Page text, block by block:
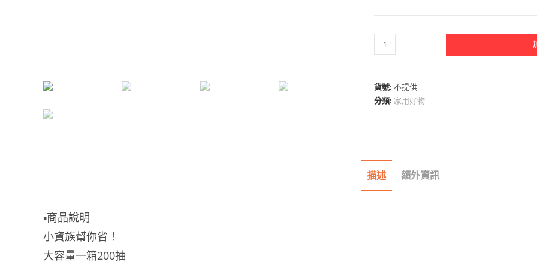
購
耐
操
背
心
袋
貨號: 不提供
分類: 家用好物
描述 額外資訊
▪️商品說明
小資族幫你省！
大容量一箱200抽